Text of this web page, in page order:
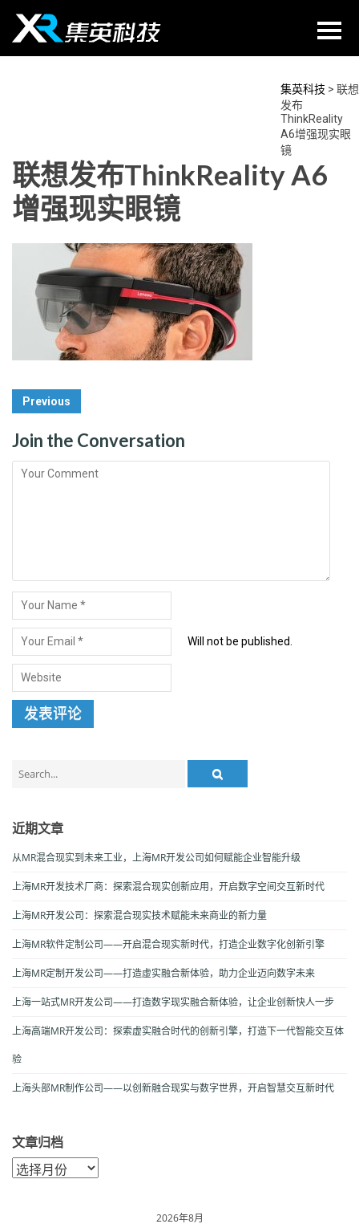
content
集英科技 > 联想
发布
ThinkReality
A6增强现实眼
镜
联想发布ThinkReality A6
增强现实眼镜
Post
Navigation
Previous
Join the Conversation
Will not be published.
for:
近期文章
从MR混合现实到未来工业，上海MR开发公司如何赋能企业智能升级
上海MR开发技术厂商：探索混合现实创新应用，开启数字空间交互新时代
上海MR开发公司：探索混合现实技术赋能未来商业的新力量
上海MR软件定制公司——开启混合现实新时代，打造企业数字化创新引擎
上海MR定制开发公司——打造虚实融合新体验，助力企业迈向数字未来
上海一站式MR开发公司——打造数字现实融合新体验，让企业创新快人一步
上海高端MR开发公司：探索虚实融合时代的创新引擎，打造下一代智能交互体
验
上海头部MR制作公司——以创新融合现实与数字世界，开启智慧交互新时代
文章归档
文
章
2026年8月